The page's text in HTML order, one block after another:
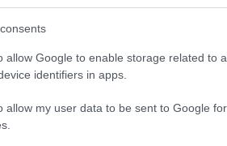
allow Google to enable storage related to
identifiers in apps.
allow my user data to be sent to Google
verdes de Galicia
de Almería o de las
las innumerables playas
española. Aunque muy
las grandes costas turísticas,